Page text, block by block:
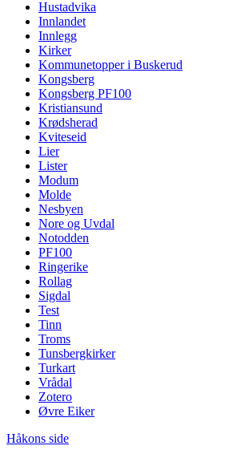
Hustadvika
Innlandet
Innlegg
Kirker
Kommunetopper i Buskerud
Kongsberg
Kongsberg PF100
Kristiansund
Krødsherad
Kviteseid
Lier
Lister
Modum
Molde
Nesbyen
Nore og Uvdal
Notodden
PF100
Ringerike
Rollag
Sigdal
Test
Tinn
Troms
Tunsbergkirker
Turkart
Vrådal
Zotero
Øvre Eiker
Håkons side